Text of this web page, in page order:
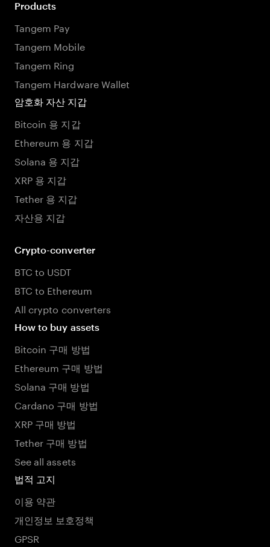
Products
Tangem Pay
Tangem Mobile
Tangem Ring
Tangem Hardware Wallet
암호화 자산 지갑
Bitcoin 용 지갑
Ethereum 용 지갑
Solana 용 지갑
XRP 용 지갑
Tether 용 지갑
자산용 지갑
Crypto-converter
BTC to USDT
BTC to Ethereum
All crypto converters
How to buy assets
Bitcoin 구매 방법
Ethereum 구매 방법
Solana 구매 방법
Cardano 구매 방법
XRP 구매 방법
Tether 구매 방법
See all assets
법적 고지
이용 약관
개인정보 보호정책
GPSR